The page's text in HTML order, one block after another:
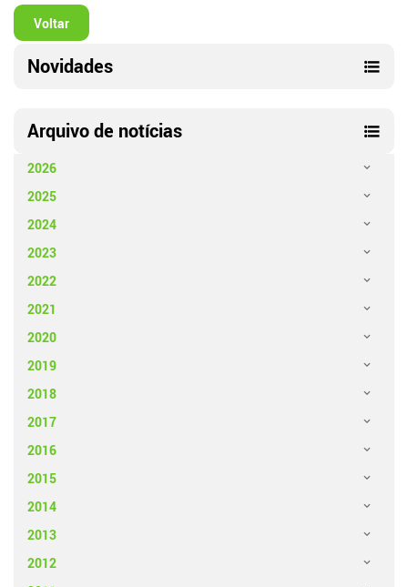
Voltar
Novidades
Arquivo de notícias
2026
2025
2024
2023
2022
2021
2020
2019
2018
2017
2016
2015
2014
2013
2012